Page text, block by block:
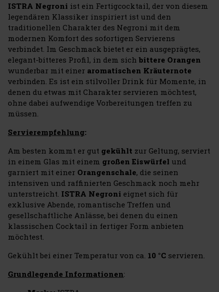
ISTRA Negroni ist ein Fertigcocktail, der von diesem
legendären Klassiker inspiriert ist und den
traditionellen Charakter des Negroni mit dem
modernen Komfort des sofortigen Servierens
verbindet. Im Geschmack bietet er ein ausgeprägtes,
elegant-bitteres Profil, in dem sich bittere Orangen
wunderbar mit einer aromatischen Kräuternote
verbinden. Es ist ein stilvoller Drink für Momente, in
denen du etwas mit Charakter servieren möchtest,
ohne dabei aufwendige Vorbereitungen treffen zu
müssen.
Servierempfehlung:
Am besten kommt er gut gekühlt zur Geltung, serviert
in einem Glas mit einem großen Eiswürfel und
garniert mit einer Orangenschale, die seinen
intensiven und raffinierten Geschmack noch mehr
unterstreicht. ISTRA Negroni eignet sich für
exklusive Abende, romantische Treffen und
gesellschaftliche Anlässe, bei denen du einen
klassischen Cocktail in fertiger Form anbieten
möchtest.
Gekühlt bei einer Temperatur von ca. 10 °C servieren.
Grundlegende Informationen: